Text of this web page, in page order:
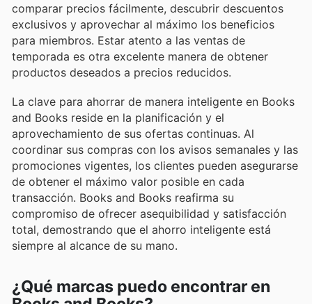
comparar precios fácilmente, descubrir descuentos
exclusivos y aprovechar al máximo los beneficios
para miembros. Estar atento a las ventas de
temporada es otra excelente manera de obtener
productos deseados a precios reducidos.
La clave para ahorrar de manera inteligente en Books
and Books reside en la planificación y el
aprovechamiento de sus ofertas continuas. Al
coordinar sus compras con los avisos semanales y las
promociones vigentes, los clientes pueden asegurarse
de obtener el máximo valor posible en cada
transacción. Books and Books reafirma su
compromiso de ofrecer asequibilidad y satisfacción
total, demostrando que el ahorro inteligente está
siempre al alcance de su mano.
¿Qué marcas puedo encontrar en